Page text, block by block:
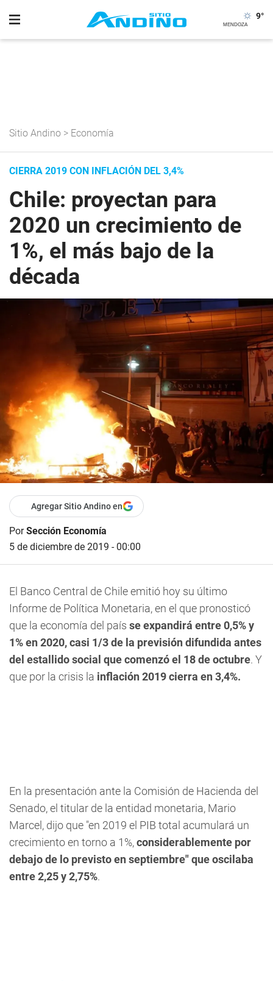
9°
Sitio Andino > Economía
CIERRA 2019 CON INFLACIÓN DEL 3,4%
Chile: proyectan para
2020 un crecimiento de
1%, el más bajo de la
década
Agregar Sitio Andino en
PorSección Economía
5 de diciembre de 2019 - 00:00
El Banco Central de Chile emitió hoy su último
Informe de Política Monetaria, en el que pronosticó
que la economía del país se expandirá entre 0,5% y
1% en 2020, casi 1/3 de la previsión difundida antes
del estallido social que comenzó el 18 de octubre. Y
que por la crisis la inflación 2019 cierra en 3,4%.
En la presentación ante la Comisión de Hacienda del
Senado, el titular de la entidad monetaria, Mario
Marcel, dijo que "en 2019 el PIB total acumulará un
crecimiento en torno a 1%,considerablemente por
debajo de lo previsto en septiembre" que oscilaba
entre 2,25 y 2,75%.